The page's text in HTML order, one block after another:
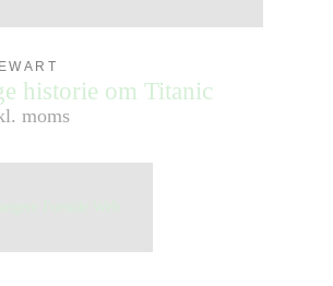
historie om Titanic
moms